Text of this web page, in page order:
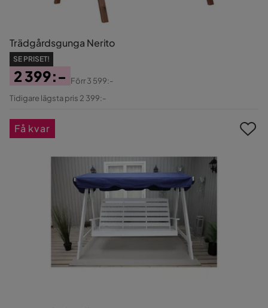
Trädgårdsgunga Nerito
SE PRISET!
Pris
2 399:-
Original
Förr3 599:-
Tidigare lägsta pris 2 399:-
Få kvar